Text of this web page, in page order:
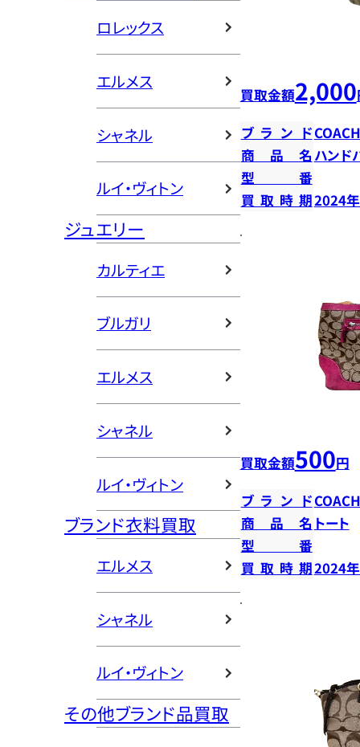
ロレックス
エルメス
シャネル
ルイ・ヴィトン
ジュエリー
カルティエ
ブルガリ
エルメス
シャネル
ルイ・ヴィトン
ブランド衣料買取
エルメス
シャネル
ルイ・ヴィトン
その他ブランド品買取
買取金額2,000
ブランドCOACH
商品名 ハンド
型番
買取時期2024
買取金額500円
ブランドCOACH
商品名 トート
型番
買取時期2024